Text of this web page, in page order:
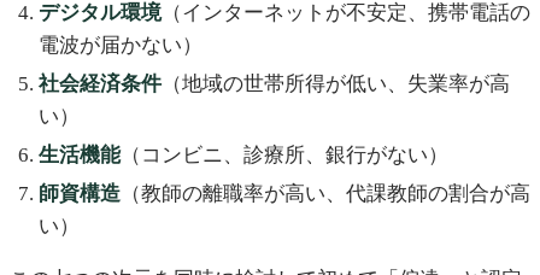
デジタル環境（インターネットが不安定、携帯電話の
電波が届かない）
社会経済条件 （地域の世帯所得が低い、失業率が高
い）
生活機能（コンビニ、診療所、銀行がない）
師資構造 （教師の離職率が高い、代課教師の割合が高
い）